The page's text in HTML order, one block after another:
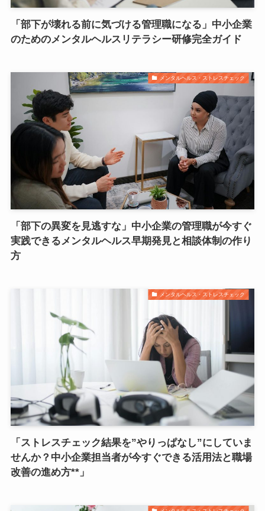
「部下が壊れる前に気づける管理職になる」中小企業
のためのメンタルヘルスリテラシー研修完全ガイド
メンタルヘルス・ストレスチェック
「部下の異変を見逃すな」中小企業の管理職が今すぐ
実践できるメンタルヘルス早期発見と相談体制の作り
方
メンタルヘルス・ストレスチェック
「ストレスチェック結果を”やりっぱなし”にしていま
せんか？中小企業担当者が今すぐできる活用法と職場
改善の進め方**」